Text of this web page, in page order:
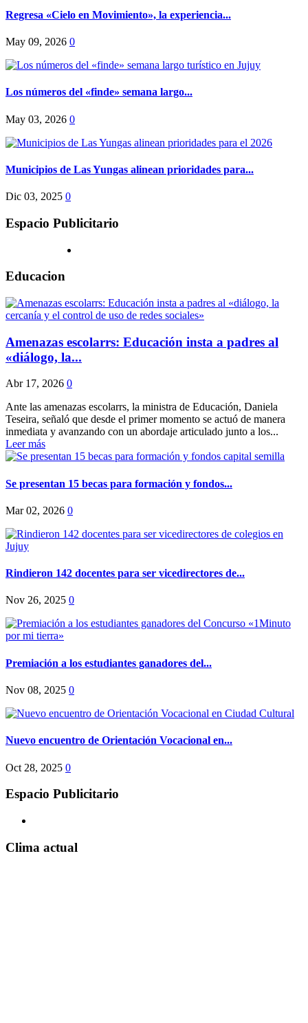
Regresa «Cielo en Movimiento», la experiencia...
May 09, 2026 0
Los números del «finde» semana largo...
May 03, 2026 0
Municipios de Las Yungas alinean prioridades para...
Dic 03, 2025 0
Espacio Publicitario
Educacion
Amenazas escolarrs: Educación insta a padres al
«diálogo, la...
Abr 17, 2026 0
Ante las amenazas escolarrs, la ministra de Educación, Daniela
Teseira, señaló que desde el primer momento se actuó de manera
inmediata y avanzando con un abordaje articulado junto a los...
Leer más
Se presentan 15 becas para formación y fondos...
Mar 02, 2026 0
Rindieron 142 docentes para ser vicedirectores de...
Nov 26, 2025 0
Premiación a los estudiantes ganadores del...
Nov 08, 2025 0
Nuevo encuentro de Orientación Vocacional en...
Oct 28, 2025 0
Espacio Publicitario
Clima actual